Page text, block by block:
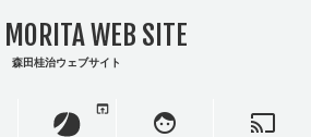
WEB SITE
森田桂治ウェブサイト
open_in_browser
face cast